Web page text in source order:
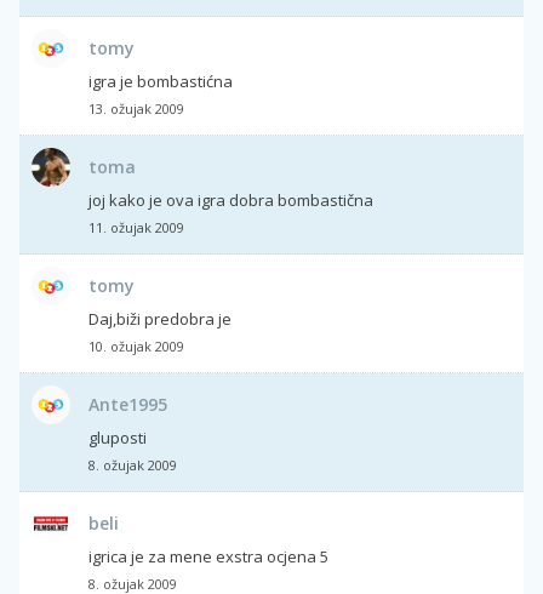
tomy
igra je bombastićna
13. ožujak 2009
toma
joj kako je ova igra dobra bombastična
11. ožujak 2009
tomy
Daj,biži predobra je
10. ožujak 2009
Ante1995
gluposti
8. ožujak 2009
beli
igrica je za mene exstra ocjena 5
8. ožujak 2009